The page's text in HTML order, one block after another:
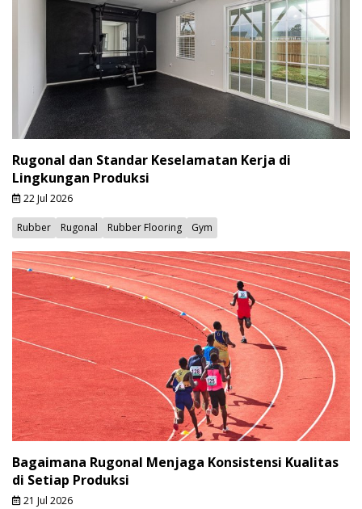
Rugonal dan Standar Keselamatan Kerja di
Lingkungan Produksi
22 Jul 2026
Rubber Rugonal Rubber Flooring Gym
Bagaimana Rugonal Menjaga Konsistensi Kualitas
di Setiap Produksi
21 Jul 2026